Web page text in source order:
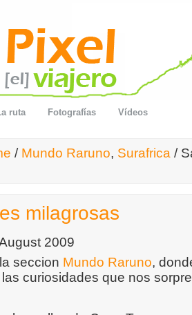
ruta Fotografías Vídeos
/ Mundo Raruno, Surafrica /
milagrosas
2009
seccion Mundo Raruno,
curiosidades que nos